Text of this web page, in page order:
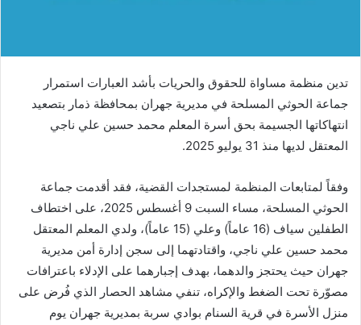
تدين منظمة مساواة للحقوق والحريات بأشد العبارات استمرار
جماعة الحوثي المسلحة في مديرية جهران بمحافظة ذمار بتصعيد
انتهاكاتها الجسيمة بحق أسرة المعلم محمد حسين علي ناجي
المعتقل لديها منذ 31 يوليو 2025.
وفقاً لمتابعات المنظمة لمستجدات القضية، فقد أقدمت جماعة
الحوثي المسلحة، مساء السبت 9 أغسطس 2025، على اختطاف
الطفلين سياف (16 عاماً) وعلي (15 عاماً)، ولدي المعلم المعتقل
محمد حسين علي ناجي، واقتادتهما إلى سجن إدارة أمن مديرية
جهران حيث يحتجز والدهما، بهدف إجبارهما على الإدلاء باعترافات
مصوّرة تحت الضغط والإكراه، تنفي مشاهد الحصار الذي فُرض على
منزل الأسرة في قرية السنام بوادي سربة بمديرية جهران يوم